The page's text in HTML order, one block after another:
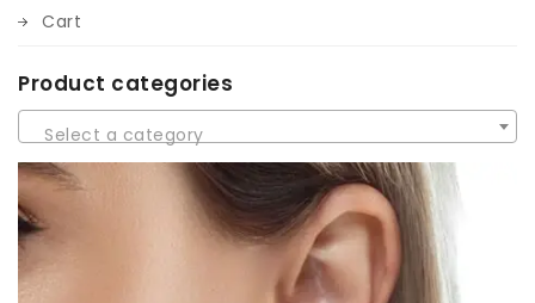
Cart
Product categories
Select a category